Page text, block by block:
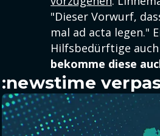
"Dieser Vorwurf,
mal ad acta legen."
Hilfsbedürftige
bekomme diese
:newstime